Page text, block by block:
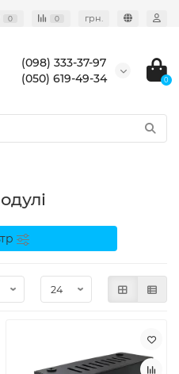
0 0 грн.
(098) 333-37-97
(050) 619-49-34
0